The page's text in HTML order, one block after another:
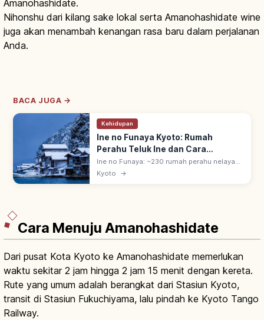
Amanohashidate.
Nihonshu dari kilang sake lokal serta Amanohashidate wine
juga akan menambah kenangan rasa baru dalam perjalanan
Anda.
BACA JUGA →
Kehidupan
Ine no Funaya Kyoto: Rumah
Perahu Teluk Ine dan Cara
Berkunjung
Ine no Funaya: ~230 rumah perahu nelayan
di Teluk Ine, Semenanjung Tango, Kyoto
utara. Lantai 1 garasi perahu, lantai 2 tempat
Kyoto →
Cara Menuju Amanohashidate
Dari pusat Kota Kyoto ke Amanohashidate memerlukan
waktu sekitar 2 jam hingga 2 jam 15 menit dengan kereta.
Rute yang umum adalah berangkat dari Stasiun Kyoto,
transit di Stasiun Fukuchiyama, lalu pindah ke Kyoto Tango
Railway.